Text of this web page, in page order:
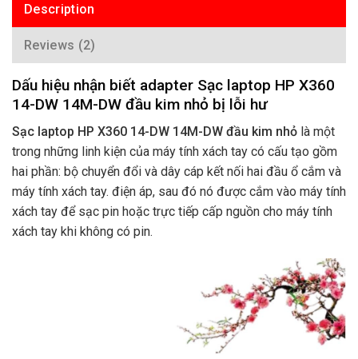
Description
Reviews (2)
Dấu hiệu nhận biết adapter Sạc laptop HP X360
14-DW 14M-DW đầu kim nhỏ bị lỗi hư
Sạc laptop HP X360 14-DW 14M-DW đầu kim nhỏ là một
trong những linh kiện của máy tính xách tay có cấu tạo gồm
hai phần: bộ chuyển đổi và dây cáp kết nối hai đầu ổ cắm và
máy tính xách tay. điện áp, sau đó nó được cắm vào máy tính
xách tay để sạc pin hoặc trực tiếp cấp nguồn cho máy tính
xách tay khi không có pin.